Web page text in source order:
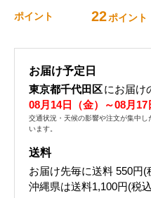
ポイント 22ポイント
お届け予定日
東京都千代田区にお届け
08月14日（金）～08月17
交通状況・天候の影響や注文が集中
います。
送料
お届け先毎に送料 550円(
沖縄県は送料1,100円(税